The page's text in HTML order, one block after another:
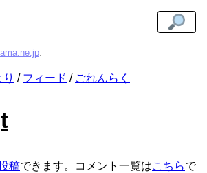
ama.ne.jp.
フィード ごれんらく
t
稿できます。コメント一覧はこちらで